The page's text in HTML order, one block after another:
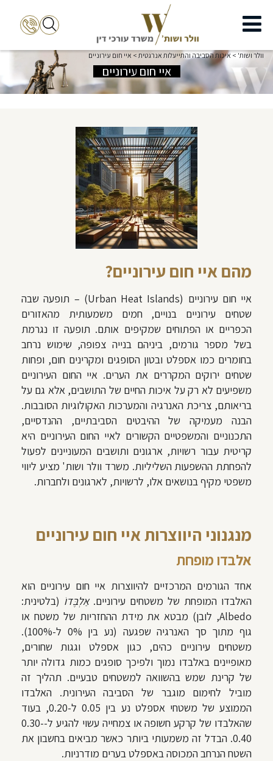
איי חום עירוניים
וולר ושות' > איכות הסביבה והתייעלות אנרגטית > איי חום עירוניים
מהם איי חום עירוניים?
איי חום עירוניים (Urban Heat Islands) –
תופעה שבה
שטחים עירוניים בנויים, חמים משמעותית מהאזורים
הכפריים או הפתוחים שמקיפים אותם. תופעה זו נגרמת
בשל מספר גורמים, ביניהם בנייה צפופה, שימוש נרחב
בחומרים כמו אספלט ובטון הסופגים ומקרינים חום, ופחות
שטחים ירוקים המקררים את הערים. איי החום העירוניים
משפיעים לא רק על איכות החיים של התושבים, אלא גם על
בריאותם, צריכת האנרגיה והמערכות האקולוגיות הסובבות.
הבנה מעמיקה של ההיבטים הסביבתיים, ההנדסיים,
התכנוניים והמשפטיים הקשורים לאיי החום העירוניים היא
קריטית עבור רשויות, ארגונים ותושבים המעוניינים לפעול
להפחתת ההשפעות השליליות. משרד וולר ושות' מציע ליווי
משפטי מקיף בנושאים אלו, לרשויות, לארגונים ולחברות.
מנגנוני היווצרות איי חום עירוניים
אלבדו מופחת
אחד הגורמים המרכזיים להיווצרות איי חום עירוניים הוא
האלבדו המופחת של משטחים עירוניים.אַלְבֶּדוֹ (בלטינית:
Albedo, לובן) מבטא את מידת ההחזריות של משטח או
גוף מתוך סך האנרגיה שפגעה (נע בין 0% ל-100%).
משטחים עירוניים כהים, כגון אספלט וגגות שחורים,
מאופיינים באלבדו נמוך ולפיכך סופגים כמות גדולה יותר
של קרינת שמש בהשוואה למשטחים טבעיים. תהליך זה
מוביל לחימום מוגבר של הסביבה העירונית. האלבדו
הממוצע של משטחי אספלט נע בין 0.05 ל-0.20, בעוד
שהאלבדו של קרקע חשופה או צמחייה עשוי להגיע ל-0.30-
0.40. הבדל זה משמעותי ביותר כאשר מביאים בחשבון את
השטח הנרחב המכוסה באספלט בערים מודרניות.